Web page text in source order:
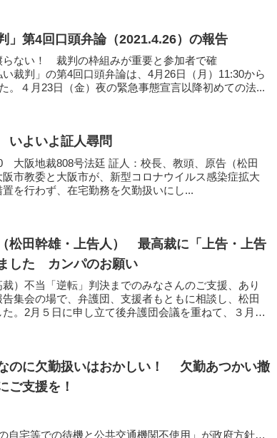
」第4回口頭弁論（2021.4.26）の報告
らない！ 裁判の枠組みが重要と参加者で確
」の第4回口頭弁論は、4月26日（月）11:30から
。４月23日（金）夜の緊急事態宣言以降初めての法...
いよいよ証人尋問
大阪地裁808号法廷 証人：校長、教頭、原告（松田
市教委と大阪市が、新型コロナウイルス感染症拡大
を行わず、在宅勤務を欠勤扱いにし...
松田幹雄・上告人） 最高裁に「上告・上告
した カンパのお願い
）不当「逆転」判決までのみなさんのご支援、あり
集会の場で、弁護団、支援者もともに相談し、松田
。2月５日に申し立て後弁護団会議を重ねて、３月２
のに欠勤扱いはおかしい！ 欠勤あつかい撤
支援を！
）
と公共交通機関不使用」が政府方針な